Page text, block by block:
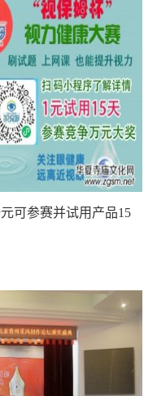
可参赛并试用产品15